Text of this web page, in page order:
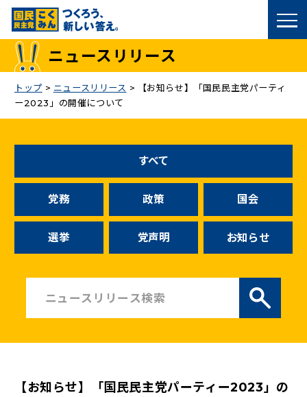
国民民主党トップ
議員
候補者公募
こくみん政治塾
お問い合わせ
ニュースリリース
こくみんうさぎの部屋
ニュースリリース
トップ > ニュースリリース >
【お知らせ】「国民民主党パーティ
ー2023」の開催について
すべて
党務 政策 国会
選挙 党声明 お知らせ
【お知らせ】「国民民主党パーティー2023」の